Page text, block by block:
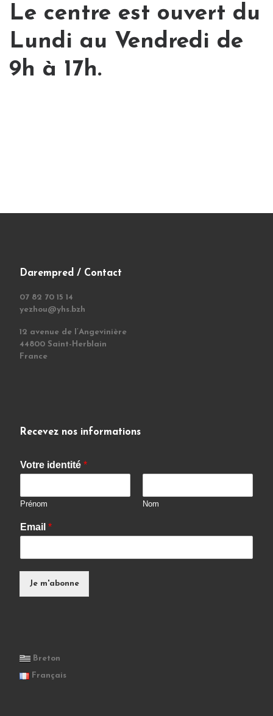
Le centre est ouvert du
Lundi au Vendredi de
9h à 17h.
Darempred / Contact
07 82 70 15 14
yezhou@yhs.bzh
12 avenue de l’Angevinière
44800 Saint-Herblain
France
Recevez nos informations
Votre identité *
Prénom Nom
Email *
Je m'abonne
Breton
Français